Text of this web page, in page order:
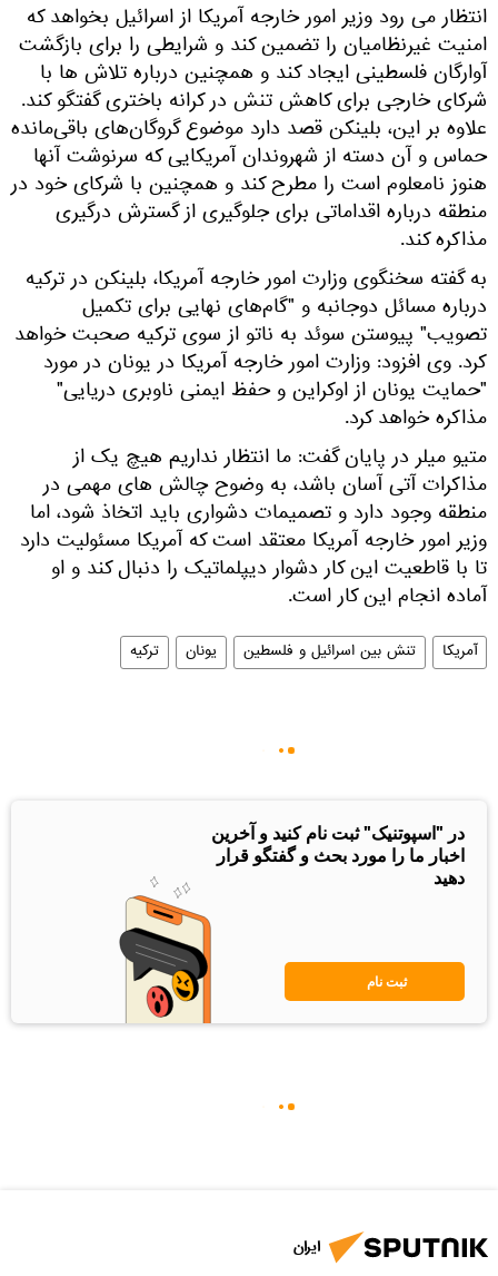
انتظار می رود وزیر امور خارجه آمریکا از اسرائیل بخواهد که
امنیت غیرنظامیان را تضمین کند و شرایطی را برای بازگشت
آوارگان فلسطینی ایجاد کند و همچنین درباره تلاش ها با
شرکای خارجی برای کاهش تنش در کرانه باختری گفتگو کند.
علاوه بر این، بلینکن قصد دارد موضوع گروگان‌های باقی‌مانده
حماس و آن دسته از شهروندان آمریکایی که سرنوشت آنها
هنوز نامعلوم است را مطرح کند و همچنین با شرکای خود در
منطقه درباره اقداماتی برای جلوگیری از گسترش درگیری
مذاکره کند.
به گفته سخنگوی وزارت امور خارجه آمریکا، بلینکن در ترکیه
درباره مسائل دوجانبه و "گام‌های نهایی برای تکمیل
تصویب" پیوستن سوئد به ناتو از سوی ترکیه صحبت خواهد
کرد. وی افزود: وزارت امور خارجه آمریکا در یونان در مورد
"حمایت یونان از اوکراین و حفظ ایمنی ناوبری دریایی"
مذاکره خواهد کرد.
متیو میلر در پایان گفت: ما انتظار نداریم هیچ یک از
مذاکرات آتی آسان باشد، به وضوح چالش های مهمی در
منطقه وجود دارد و تصمیمات دشواری باید اتخاذ شود، اما
وزیر امور خارجه آمریکا معتقد است که آمریکا مسئولیت دارد
تا با قاطعیت این کار دشوار دیپلماتیک را دنبال کند و او
آماده انجام این کار است.
آمریکا تنش بین اسرائیل و فلسطین یونان ترکیه
در "اسپوتنیک" ثبت نام کنید و آخرین
اخبار ما را مورد بحث و گفتگو قرار
دهید
ثبت نام
ایران